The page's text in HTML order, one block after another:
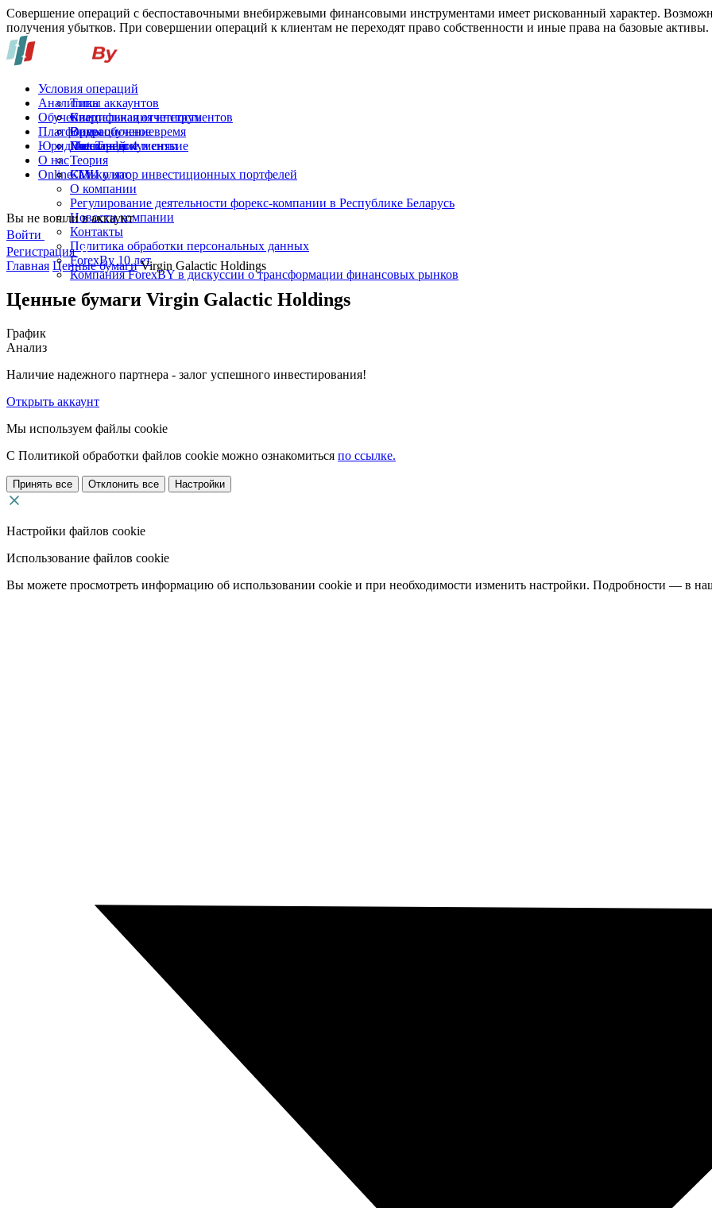
Совершение операций с беспоставочными внебиржевыми финансовыми инструментами имеет рискованный характер.
получения убытков. При совершении операций к клиентам не переходят право собственности и иные права на базовые активы.
Условия операций
Типы аккаунтов
Спецификация инструментов
Операционное время
Пополнение и снятие
Аналитика
Квартальная отчетность
Обучение
Видеообучение
Глоссарий
Теория
Калькулятор инвестиционных портфелей
Платформы
MetaTrader 4
Юридические документы
О нас
СМИ о нас
О компании
Регулирование деятельности форекс-компании в Республике Беларусь
Новости компании
Контакты
Политика обработки персональных данных
ForexBy 10 лет
Компания ForexBY в дискуссии о трансформации финансовых рынков
Online-TV
Вы не вошли в аккаунт
Войти
Регистрация
Главная Ценные бумаги Virgin Galactic Holdings
Ценные бумаги Virgin Galactic Holdings
График
Анализ
Наличие надежного партнера - залог успешного инвестирования!
Открыть аккаунт
Мы используем файлы cookie
С Политикой обработки файлов cookie можно ознакомиться по ссылке.
Принять все Отклонить все Настройки
Настройки файлов cookie
Использование файлов cookie
Вы можете просмотреть информацию об использовании cookie и при необходимости изменить настройки. Подробности — в